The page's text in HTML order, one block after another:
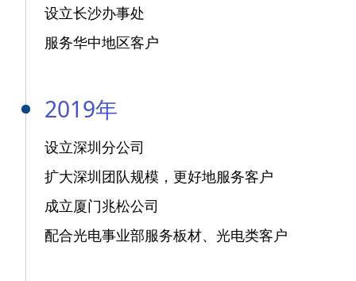
设立长沙办事处
服务华中地区客户
2019年
设立深圳分公司
扩大深圳团队规模，更好地服务客户
成立厦门兆松公司
配合光电事业部服务板材、光电类客户